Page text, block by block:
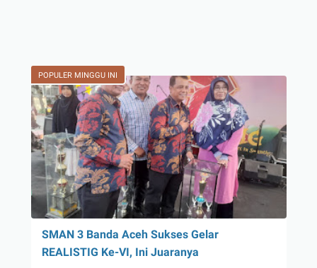
POPULER MINGGU INI
SMAN 3 Banda Aceh Sukses Gelar
REALISTIG Ke-VI, Ini Juaranya